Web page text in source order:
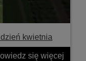
kwietnia
się więcej